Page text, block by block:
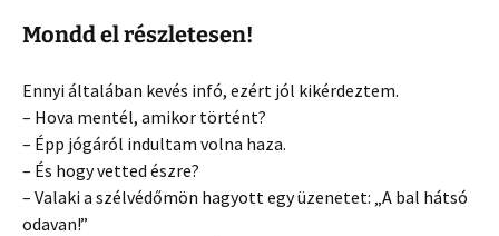
Mondd el részletesen!
Ennyi általában kevés infó, ezért jól kikérdeztem.
– Hova mentél, amikor történt?
– Épp jógáról indultam volna haza.
– És hogy vetted észre?
– Valaki a szélvédőmön hagyott egy üzenetet: „A bal hátsó
odavan!”